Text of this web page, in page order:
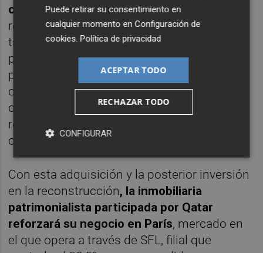
combinación"de oferta comercial y
residencial y de comunicaciones con
transporte público. Los planes de Colonial
para este activo pasan por reestructurarlo
para transformarlo en "uno de los mayores
complejos de oficinas del centro y el Oeste
de la capital francesa", una operación que
requerirá una inversión adicional a la de la
compra.
Con esta adquisición y la posterior inversión
en la reconstrucción, la inmobiliaria
patrimonialista participada por Qatar
reforzará su negocio en París, mercado en
el que opera a través de SFL, filial que
Puede retirar su consentimiento en
cualquier momento enConfiguración de
cookies .Política de privacidad
ACEPTAR TODO
RECHAZAR TODO
CONFIGURAR